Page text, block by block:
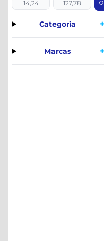
Categoria +
Marcas +